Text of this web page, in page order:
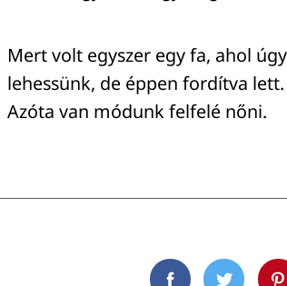
Mert volt egyszer egy fa, ahol
lehessünk, de éppen fordítva
Azóta van módunk felfelé nőni.